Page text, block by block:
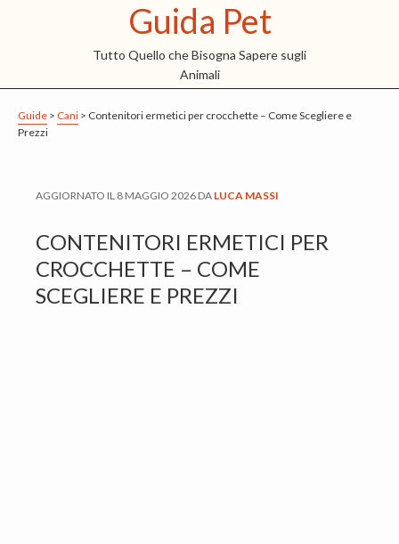
p
t
o
a
n
c
o
p
t
o
r
m
a
r
p
t
o
o
t
e
r
Guida Pet
Tutto Quello che Bisogna Sapere sugli
Animali
Guide > Cani > Contenitori ermetici per crocchette – Come Scegliere e
Prezzi
AGGIORNATO IL 8 MAGGIO 2026 DA LUCA MASSI
CONTENITORI ERMETICI PER
CROCCHETTE – COME
SCEGLIERE E PREZZI